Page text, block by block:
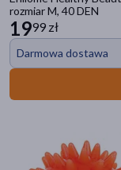
rozmiar M, 40 DEN
1999 zł
Darmowa dostawa
AVENT
Abra(1)
pokaż więcej